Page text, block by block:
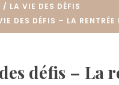
/ LA VIE DES DÉFIS
DES DÉFIS – LA RENTRÉE
défis – La